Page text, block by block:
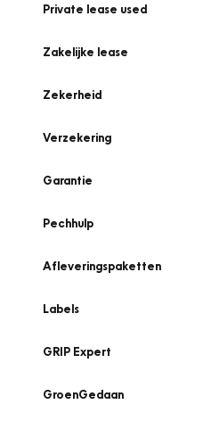
Private lease used
Zakelijke lease
Zekerheid
Verzekering
Garantie
Pechhulp
Afleveringspaketten
Labels
GRIP Expert
GroenGedaan